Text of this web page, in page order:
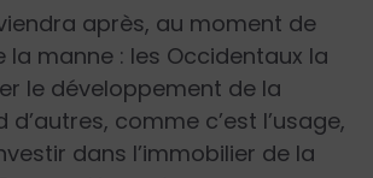
après, au moment de
la manne : les Occidentaux la
le développement de la
comme c’est l’usage,
dans l’immobilier de la